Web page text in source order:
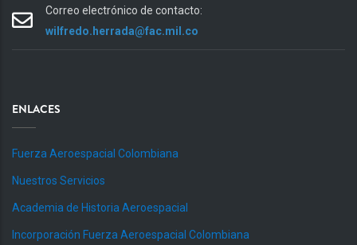
Correo electrónico de contacto:
wilfredo.herrada@fac.mil.co
ENLACES
Fuerza Aeroespacial Colombiana
Nuestros Servicios
Academia de Historia Aeroespacial
Incorporación Fuerza Aeroespacial Colombiana